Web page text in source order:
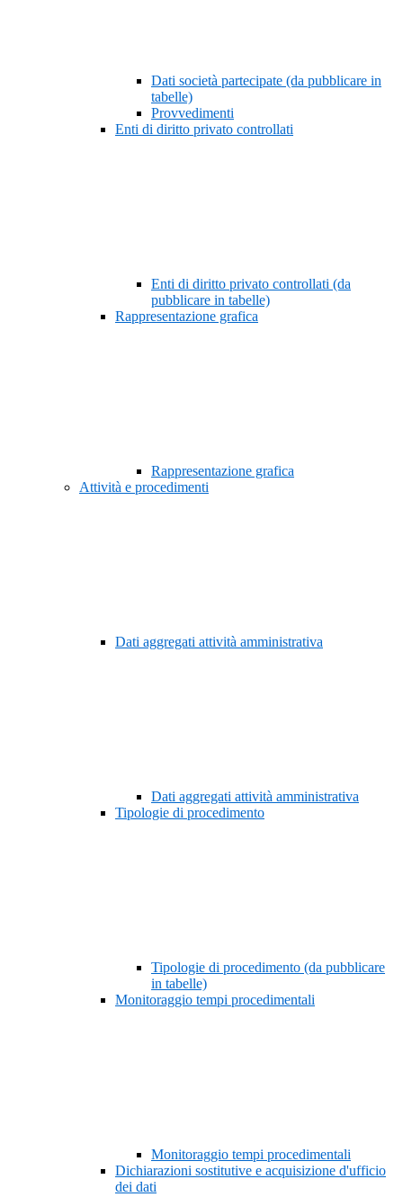
Dati società partecipate (da pubblicare in
tabelle)
Provvedimenti
Enti di diritto privato controllati
Enti di diritto privato controllati (da
pubblicare in tabelle)
Rappresentazione grafica
Rappresentazione grafica
Attività e procedimenti
Dati aggregati attività amministrativa
Dati aggregati attività amministrativa
Tipologie di procedimento
Tipologie di procedimento (da pubblicare
in tabelle)
Monitoraggio tempi procedimentali
Monitoraggio tempi procedimentali
Dichiarazioni sostitutive e acquisizione d'ufficio
dei dati